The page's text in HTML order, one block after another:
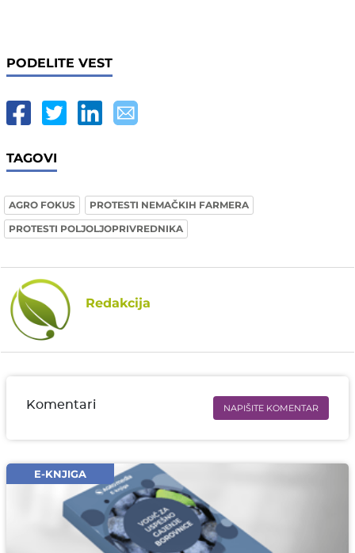
PODELITE VEST
TAGOVI
AGRO FOKUS
PROTESTI NEMAČKIH FARMERA
PROTESTI POLJOLJOPRIVREDNIKA
Redakcija
Komentari NAPIŠITE KOMENTAR
Email* obavezno
Komentar* obavezno
E-KNJIGA